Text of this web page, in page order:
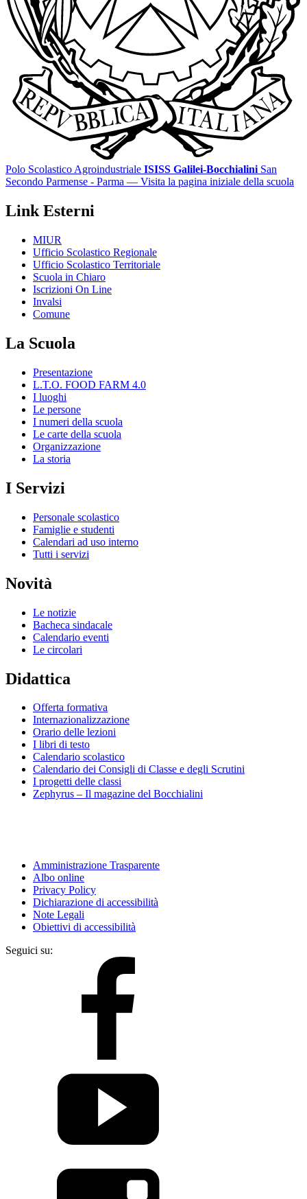
Polo Scolastico Agroindustriale ISISS Galilei-Bocchialini San
Secondo Parmense - Parma — Visita la pagina iniziale della scuola
Link Esterni
MIUR
Ufficio Scolastico Regionale
Ufficio Scolastico Territoriale
Scuola in Chiaro
Iscrizioni On Line
Invalsi
Comune
La Scuola
Presentazione
L.T.O. FOOD FARM 4.0
I luoghi
Le persone
I numeri della scuola
Le carte della scuola
Organizzazione
La storia
I Servizi
Personale scolastico
Famiglie e studenti
Calendari ad uso interno
Tutti i servizi
Novità
Le notizie
Bacheca sindacale
Calendario eventi
Le circolari
Didattica
Offerta formativa
Internazionalizzazione
Orario delle lezioni
I libri di testo
Calendario scolastico
Calendario dei Consigli di Classe e degli Scrutini
I progetti delle classi
Zephyrus – Il magazine del Bocchialini
Amministrazione Trasparente
Albo online
Privacy Policy
Dichiarazione di accessibilità
Note Legali
Obiettivi di accessibilità
Seguici su: